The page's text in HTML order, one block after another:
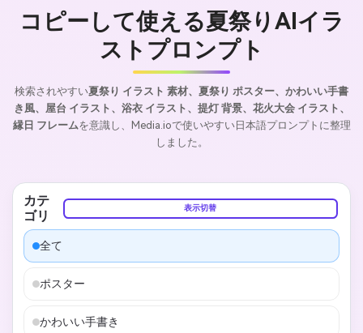
コピーして使える夏祭りAIイラ
ストプロンプト
検索されやすい夏祭り イラスト 素材、夏祭り ポスター、かわいい手書
き風、屋台 イラスト、浴衣 イラスト、提灯 背景、花火大会 イラスト、
縁日 フレームを意識し、Media.ioで使いやすい日本語プロンプトに整理
しました。
カテ
ゴリ
表示切替
全て
ポスター
かわいい手書き